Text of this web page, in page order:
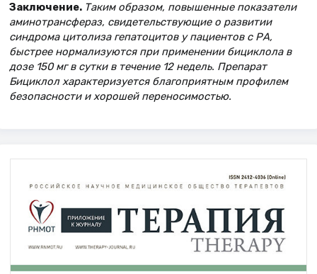
Заключение. Таким образом, повышенные показатели
аминотрансфераз, свидетельствующие о развитии
синдрома цитолиза гепатоцитов у пациентов с РА,
быстрее нормализуются при применении бициклола в
дозе 150 мг в сутки в течение 12 недель. Препарат
Бициклол характеризуется благоприятным профилем
безопасности и хорошей переносимостью.